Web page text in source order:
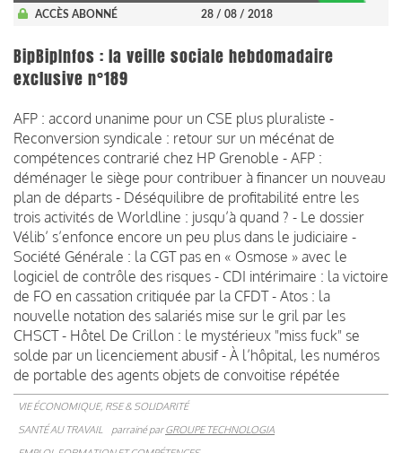
ACCÈS ABONNÉ 28 / 08 / 2018
BipBipInfos : la veille sociale hebdomadaire
exclusive n°189
AFP : accord unanime pour un CSE plus pluraliste -
Reconversion syndicale : retour sur un mécénat de
compétences contrarié chez HP Grenoble - AFP :
déménager le siège pour contribuer à financer un nouveau
plan de départs - Déséquilibre de profitabilité entre les
trois activités de Worldline : jusqu’à quand ? - Le dossier
Vélib’ s’enfonce encore un peu plus dans le judiciaire -
Société Générale : la CGT pas en « Osmose » avec le
logiciel de contrôle des risques - CDI intérimaire : la victoire
de FO en cassation critiquée par la CFDT - Atos : la
nouvelle notation des salariés mise sur le gril par les
CHSCT - Hôtel De Crillon : le mystérieux "miss fuck" se
solde par un licenciement abusif - À l’hôpital, les numéros
de portable des agents objets de convoitise répétée
VIE ÉCONOMIQUE, RSE & SOLIDARITÉ
SANTÉ AU TRAVAIL
parrainé parGROUPE TECHNOLOGIA